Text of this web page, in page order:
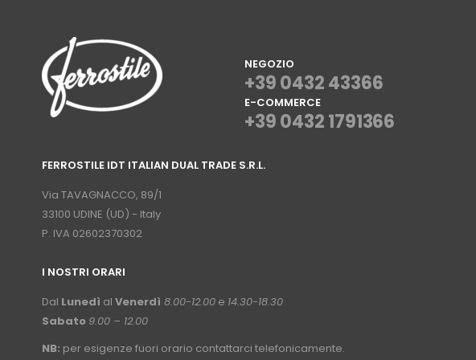
NEGOZIO
+39 0432 43366
E-COMMERCE
+39 0432 1791366
FERROSTILE IDT ITALIAN DUAL TRADE S.R.L.
Via TAVAGNACCO, 89/1
33100 UDINE (UD) - Italy
P. IVA 02602370302
I NOSTRI ORARI
Dal Lunedì al Venerdì 8.00-12.00 e 14.30-18.30
Sabato 9.00 – 12.00
NB: per esigenze fuori orario contattarci telefonicamente.